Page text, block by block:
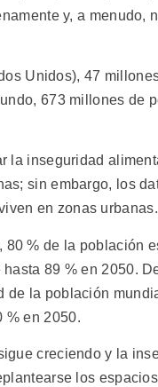
y, a menudo,
Unidos), 47
673 millones de
la inseguridad
sin embargo, los
en zonas urbanas.
% de la población
89 % en 2050.
de la población
% en 2050.
creciendo y la
los